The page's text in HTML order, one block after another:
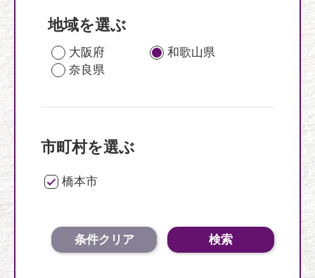
地域を選ぶ
大阪府
和歌山県
奈良県
市町村を選ぶ
橋本市
条件クリア 検索